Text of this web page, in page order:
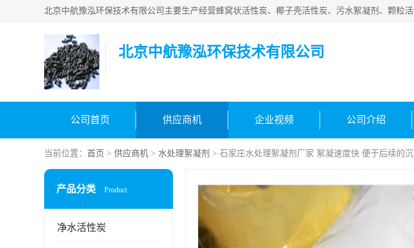
北京中航豫泓环保技术有限公司
公司首页 供应商机 企业视频 公司介绍
当前位置： 首页 > 供应商机 > 水处理絮凝剂 > 石家庄水处理絮凝剂厂家 絮凝速度快 便于后续的
产品分类 Product
净水活性炭